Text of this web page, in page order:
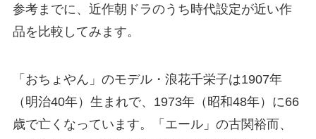
参考までに、近作朝ドラのうち時代設定が近い作
品を比較してみます。
「おちょやん」のモデル・浪花千栄子は1907年
（明治40年）生まれで、1973年（昭和48年）に66
歳で亡くなっています。「エール」の古関裕而、